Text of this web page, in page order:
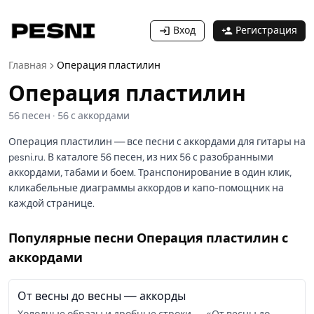
Вход Регистрация
Главная Операция пластилин
Операция пластилин
56 песен · 56с аккордами
Операция пластилин — все песни с аккордами для гитары на
pesni.ru. В каталоге 56 песен, из них 56 с разобранными
аккордами, табами и боем. Транспонирование в один клик,
кликабельные диаграммы аккордов и капо-помощник на
каждой странице.
Популярные песни Операция пластилин с
аккордами
От весны до весны — аккорды